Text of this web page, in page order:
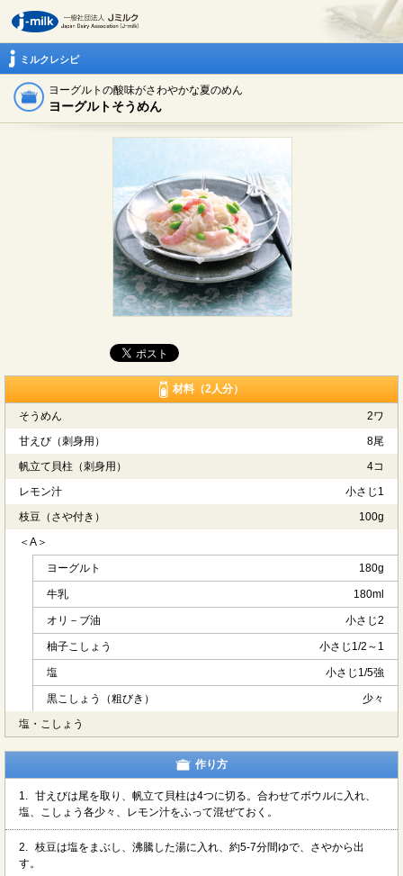
ミルクレシピ
ヨーグルトの酸味がさわやかな夏のめん
ヨーグルトそうめん
材料（2人分）
そうめん
2ワ
甘えび（刺身用）
8尾
帆立て貝柱（刺身用）
4コ
レモン汁
小さじ1
枝豆（さや付き）
100g
＜A＞
ヨーグルト 180g
牛乳 180ml
オリ－ブ油 小さじ2
柚子こしょう 小さじ1/2～1
塩 小さじ1/5強
黒こしょう（粗びき）
少々
塩・こしょう
作り方
1. 甘えびは尾を取り、帆立て貝柱は4つに切る。合わせてボウルに入れ、
塩、こしょう各少々、レモン汁をふって混ぜておく。
2. 枝豆は塩をまぶし、沸騰した湯に入れ、約5-7分間ゆで、さやから出
す。